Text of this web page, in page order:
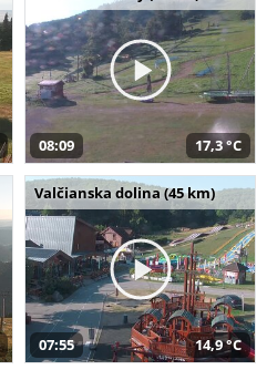
08:09 17,3 °C
Valčianska dolina (45 km)
07:55 14,9 °C